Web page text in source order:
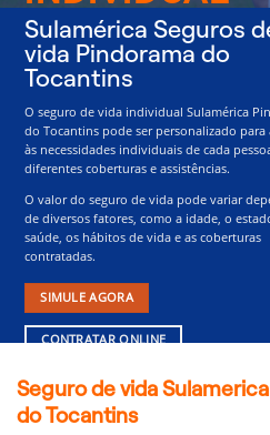
Sulamérica Seguros
vida Pindorama do
Tocantins
O seguro de vida individual Sulamérica
do Tocantins pode ser personalizado para
às necessidades individuais de cada
diferentes coberturas e assistências.
O valor do seguro de vida pode variar
de diversos fatores, como a idade, o
saúde, os hábitos de vida e as coberturas
contratadas.
SIMULE AGORA
CONTRATAR ONLINE
Seguro de vida
do Tocantins